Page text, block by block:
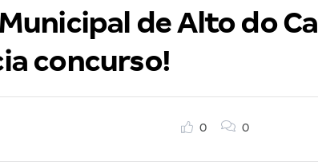
de Alto do
concurso!
0 0